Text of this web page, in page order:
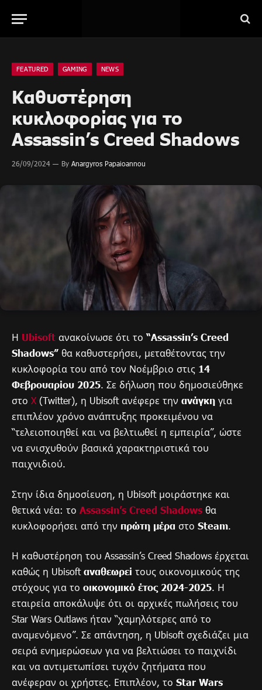
FEATURED GAMING NEWS
Καθυστέρηση
κυκλοφορίας για το
Assassin’s Creed Shadows
26/09/2024 By Anargyros Papaioannou
Η Ubisoft ανακοίνωσε ότι το “Assassin’s Creed
Shadows” θα καθυστερήσει, μεταθέτοντας την
κυκλοφορία του από τον Νοέμβριο στις 14
Φεβρουαρίου 2025. Σε δήλωση που δημοσιεύθηκε
στο X (Twitter), η Ubisoft ανέφερε την ανάγκη για
επιπλέον χρόνο ανάπτυξης προκειμένου να
“τελειοποιηθεί και να βελτιωθεί η εμπειρία”, ώστε
να ενισχυθούν βασικά χαρακτηριστικά του
παιχνιδιού.
Στην ίδια δημοσίευση, η Ubisoft μοιράστηκε και
θετικά νέα: το Assassin’s Creed Shadows θα
κυκλοφορήσει από την πρώτη μέρα στο Steam.
Η καθυστέρηση του Assassin’s Creed Shadows έρχεται
καθώς η Ubisoft αναθεωρεί τους οικονομικούς της
στόχους για το οικονομικό έτος 2024-2025. Η
εταιρεία αποκάλυψε ότι οι αρχικές πωλήσεις του
Star Wars Outlaws ήταν “χαμηλότερες από το
αναμενόμενο”. Σε απάντηση, η Ubisoft σχεδιάζει μια
σειρά ενημερώσεων για να βελτιώσει το παιχνίδι
και να αντιμετωπίσει τυχόν ζητήματα που
ανέφεραν οι χρήστες. Επιπλέον, το Star Wars